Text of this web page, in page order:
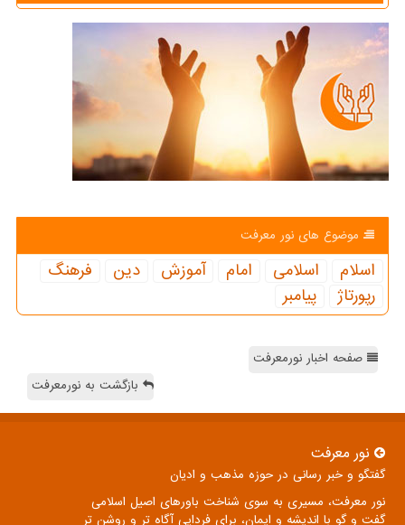
موضوع های نور معرفت
اسلام اسلامی امام آموزش دین
فرهنگ
رپورتاژ
پیامبر
صفحه اخبار نورمعرفت
بازگشت به نورمعرفت
نور معرفت
گفتگو و خبر رسانی در حوزه مذهب و ادیان
نور معرفت، مسیری به سوی شناخت باورهای اصیل اسلامی
گفت و گو با اندیشه و ایمان، برای فردایی آگاه تر و روشن تر